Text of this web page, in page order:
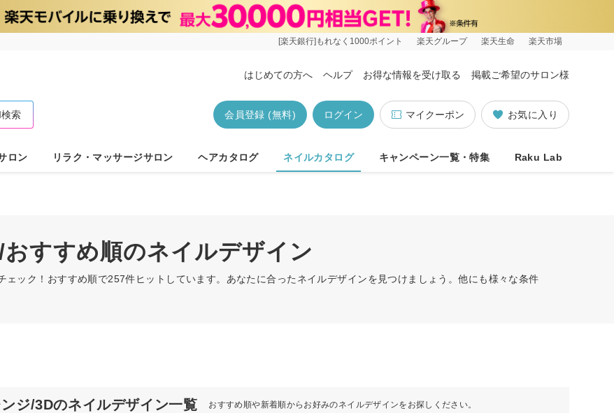
[楽天銀行]もれなく1000ポイント 楽天グループ 楽天生命 楽天市場
はじめての方へ ヘルプ お得な情報を受け取る 掲載ご希望のサロン様
お気に入り
マイクーポン
ログイン
会員登録 (無料)
索
ロン リラク・マッサージサロン ヘアカタログ ネイルカタログ キャンペーン一覧・特集 Raku Lab
すすめ順のネイルデザイン
ェック！おすすめ順で257件ヒットしています。あなたに合ったネイルデザインを見つけましょう。他にも様々な条件
ジ/3Dのネイルデザイン一覧 おすすめ順や新着順からお好みのネイルデザインをお探しください。